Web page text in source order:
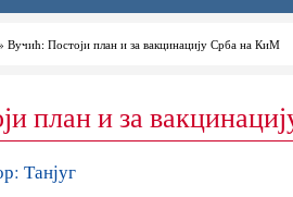
Вучић: Постоји план и за вакцинацију Срба на КиМ
план и за
Танјуг